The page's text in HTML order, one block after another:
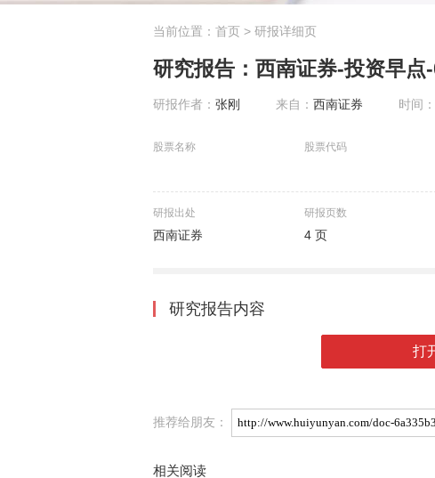
当前位置： 首页 > 研报详细页
研究报告：西南证券-投资早点
研报作者： 张刚 来自： 西南证券 时间：
股票名称 股票代码
研报出处
西南证券
研报页数
4 页
研究报告内容
打
推荐给朋友：
相关阅读